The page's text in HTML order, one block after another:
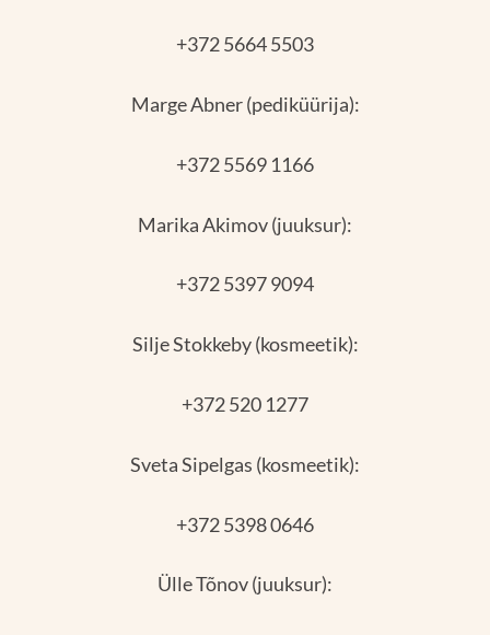
+372 5664 5503
Marge Abner (pediküürija):
+372 5569 1166
Marika Akimov (juuksur):
+372 5397 9094
Silje Stokkeby (kosmeetik):
+372 520 1277
Sveta Sipelgas (kosmeetik):
+372 5398 0646
Ülle Tõnov (juuksur):